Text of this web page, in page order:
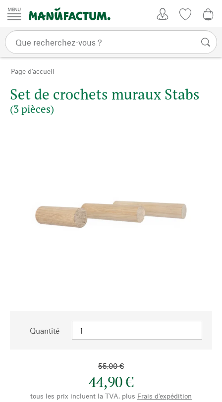
Passer au contenu
Page d'accueil
Set de crochets muraux Stabs
(3 pièces)
Quantité
55,00 €
44,90 €
tous les prix incluent la TVA, plus Frais d'expédition